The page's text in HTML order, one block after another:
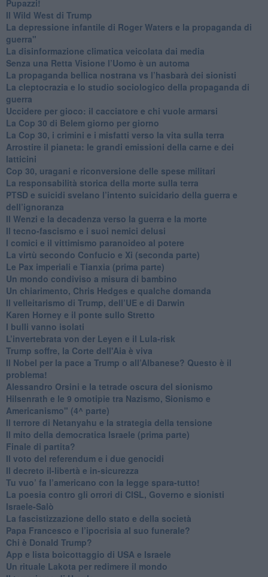
​Pupazzi!
​Il Wild West di Trump
​La depressione infantile di Roger Waters e la propaganda di
guerra"
​La disinformazione climatica veicolata dai media
Senza una Retta Visione l’Uomo è un automa
​La propaganda bellica nostrana vs l’hasbarà dei sionisti
​La cleptocrazia e lo studio sociologico della propaganda di
guerra
​Uccidere per gioco: il cacciatore e chi vuole armarsi
​La Cop 30 di Belem giorno per giorno
La Cop 30, i crimini e i misfatti verso la vita sulla terra
Arrostire il pianeta: le grandi emissioni della carne e dei
latticini
​Cop 30, uragani e riconversione delle spese militari
La responsabilità storica della morte sulla terra
PTSD e suicidi svelano l’intento suicidario della guerra e
dell’ignoranza
Il Wenzi e la decadenza verso la guerra e la morte
​Il tecno-fascismo e i suoi nemici delusi
​I comici e il vittimismo paranoideo al potere
​La virtù secondo Confucio e Xi (seconda parte)
Le Pax imperiali e Tianxia (prima parte)
Un mondo condiviso a misura di bambino
​Un chiarimento, Chris Hedges e qualche domanda
Il velleitarismo di Trump, dell’UE e di Darwin
​Karen Horney e il ponte sullo Stretto
​I bulli vanno isolati
L’invertebrata von der Leyen e il Lula-risk
Trump soffre, la Corte dell'Aia è viva
​Il Nobel per la pace a Trump o all’Albanese? Questo è il
problema!
​Alessandro Orsini e la tetrade oscura del sionismo
​Hilsenrath e le 9 omotipie tra Nazismo, Sionismo e
Americanismo" (4^ parte)
​Il terrore di Netanyahu e la strategia della tensione
Il mito della democratica Israele (prima parte)
​Finale di partita?
​Il voto del referendum e i due genocidi
Il decreto il-libertà e in-sicurezza
Tu vuo’ fa l’americano con la legge spara-tutto!
La poesia contro gli orrori di CISL, Governo e sionisti
Israele-Salò
​La fascistizzazione dello stato e della società
Papa Francesco e l’ipocrisia al suo funerale?
​Chi è Donald Trump?
App e lista boicottaggio di USA e Israele
​Un rituale Lakota per redimere il mondo